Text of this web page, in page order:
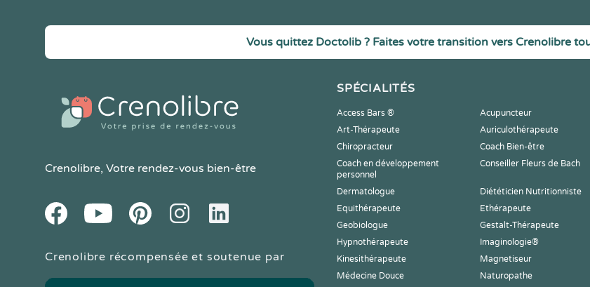
Vous quittez Doctolib ? Faites votre transition vers Crenolibre
Crenolibre, Votre rendez-vous bien-être
FacebookYoutube PinteresetInstagramLinkedIn
Crenolibre récompensée et soutenue par
SPÉCIALITÉS
Access Bars ® Acupuncteur
Art-Thérapeute
Auriculothérapeute
Chiropracteur
Coach Bien-être
Coach en développement
personnel
Conseiller Fleurs de Bach
Dermatologue Diététicien Nutritionniste
Equithérapeute
Ethérapeute
Geobiologue
Gestalt-Thérapeute
Hypnothérapeute
Imaginologie®
Kinesithérapeute
Magnetiseur
Médecine Douce
Naturopathe